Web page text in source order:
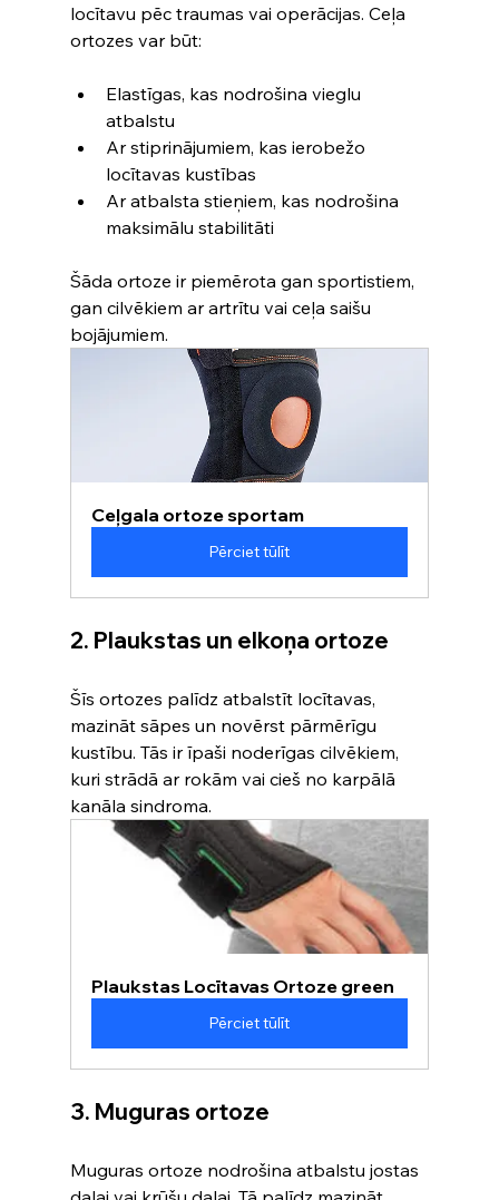
locītavu pēc traumas vai operācijas. Ceļa
ortozes var būt:
Elastīgas, kas nodrošina vieglu
atbalstu
Ar stiprinājumiem, kas ierobežo
locītavas kustības
Ar atbalsta stieņiem, kas nodrošina
maksimālu stabilitāti
Šāda ortoze ir piemērota gan sportistiem,
gan cilvēkiem ar artrītu vai ceļa saišu
bojājumiem.
Ceļgala ortoze sportam
Pērciet tūlīt
2. Plaukstas un elkoņa ortoze
Šīs ortozes palīdz atbalstīt locītavas,
mazināt sāpes un novērst pārmērīgu
kustību. Tās ir īpaši noderīgas cilvēkiem,
kuri strādā ar rokām vai cieš no karpālā
kanāla sindroma.
Plaukstas Locītavas Ortoze green
Pērciet tūlīt
3. Muguras ortoze
Muguras ortoze nodrošina atbalstu jostas